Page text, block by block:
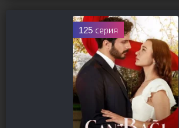
125 серия